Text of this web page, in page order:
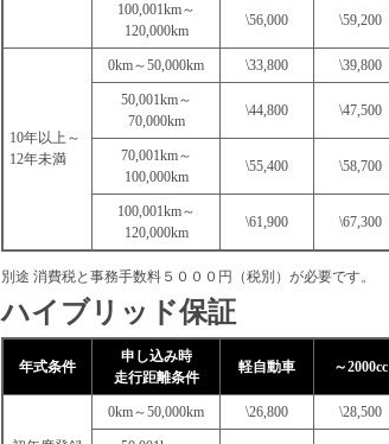
100,001km～
120,000km
\56,000 \59,200
10年以上～
12年未満
0km～50,000km \33,800 \39,800
50,001km～
70,000km
\44,800 \47,500
70,001km～
100,000km
\55,400 \58,700
100,001km～
120,000km
\61,900 \67,300
別途 消費税と事務手数料５０００円（税別）が必要です。
ハイブリッド保証
年式条件
申し込み時
走行距離条件
軽自動車 ～2000cc
0km～50,000km \26,800 \28,500